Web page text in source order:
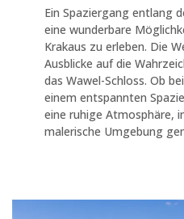
Ein Spaziergang entlang
eine wunderbare
Krakaus zu erleben. Die
Ausblicke auf die
das Wawel-Schloss. Ob
einem entspannten
eine ruhige Atmosphäre,
malerische Umgebung